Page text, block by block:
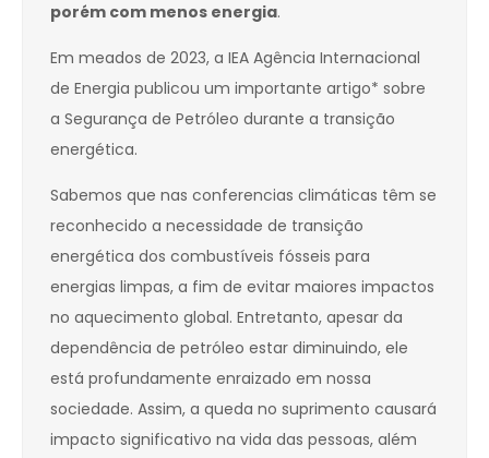
porém com menos energia.
Em meados de 2023, a IEA Agência Internacional
de Energia publicou um importante artigo* sobre
a Segurança de Petróleo durante a transição
energética.
Sabemos que nas conferencias climáticas têm se
reconhecido a necessidade de transição
energética dos combustíveis fósseis para
energias limpas, a fim de evitar maiores impactos
no aquecimento global. Entretanto, apesar da
dependência de petróleo estar diminuindo, ele
está profundamente enraizado em nossa
sociedade. Assim, a queda no suprimento causará
impacto significativo na vida das pessoas, além